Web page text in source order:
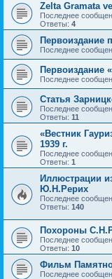
Zelta Gramata
Последнее
Ответы: 4
Первоиздание
Последнее
Первоиздание
Последнее
Статья
Последнее
Ответы: 11
«Вестник
1939 г.
Последнее
Ответы: 1
Иллюстрации
Ю.Н.Рерих
Последнее
Ответы: 140
Похороны
Последнее
Ответы: 10
Фильм
Последнее